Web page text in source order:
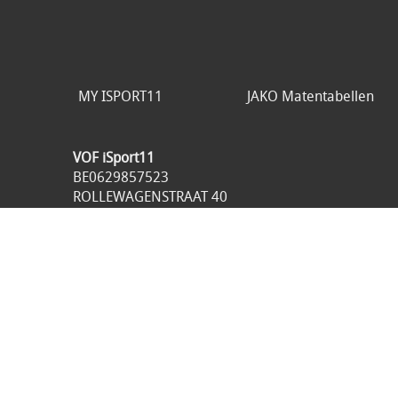
MY ISPORT11 JAKO Matentabellen
VOF iSport11
BE0629857523
ROLLEWAGENSTRAAT 40